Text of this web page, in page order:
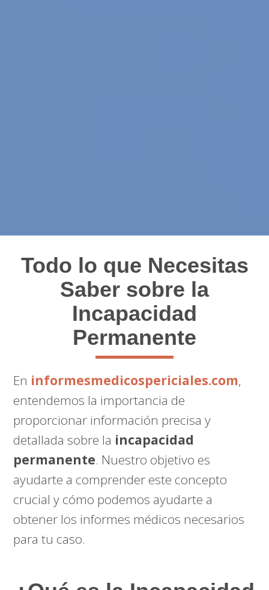
Todo lo que Necesitas
Saber sobre la
Incapacidad
Permanente
En informesmedicospericiales.com,
entendemos la importancia de
proporcionar información precisa y
detallada sobre la incapacidad
permanente. Nuestro objetivo es
ayudarte a comprender este concepto
crucial y cómo podemos ayudarte a
obtener los informes médicos necesarios
para tu caso.